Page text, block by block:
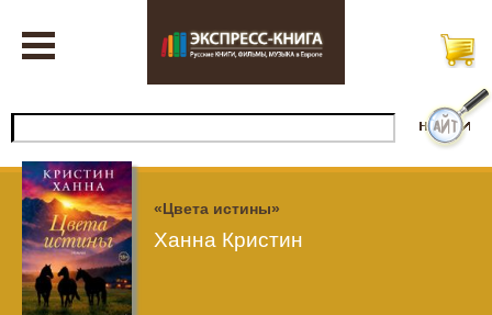
«Цвета истины»
Ханна Кристин